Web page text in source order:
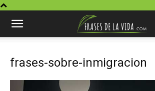
frases-sobre-inmigracion